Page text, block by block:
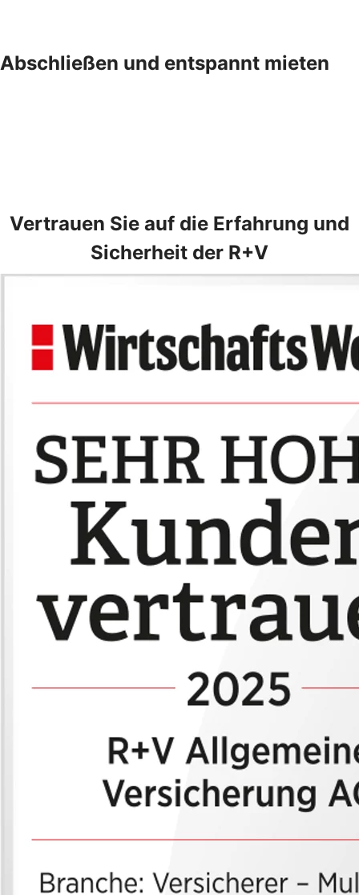
Abschließen und entspannt mieten
Vertrauen Sie auf die Erfahrung und
Sicherheit der R+V